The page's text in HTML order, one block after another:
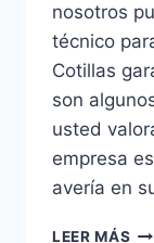
nosotros
técnico
Cotillas
son
usted
empresa
avería en
LEER MÁS